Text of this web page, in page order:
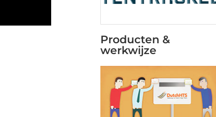
Producten &
werkwijze